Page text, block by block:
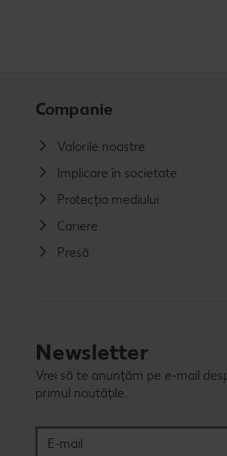
Companie
Valorile noastre
Implicare în societate
Protecția mediului
Cariere
Presă
Newsletter
Vrei să te anunțăm pe e-mail
primul noutățile.
E-mail